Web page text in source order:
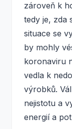
zároveň k
tedy je, zda
situace se
by mohly
koronaviru
vedla k
výrobků.
nejistotu a
energií a